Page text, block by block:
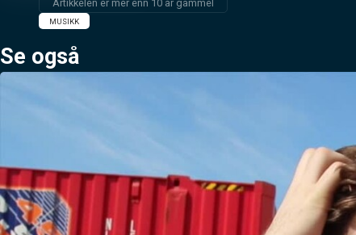
Artikkelen er mer enn 10 år gammel
MUSIKK
Se også